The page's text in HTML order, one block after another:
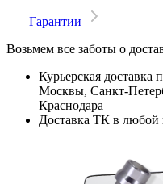
Гарантии
Возьмем все заботы о
Курьерская доставка
Москвы, Санкт-
Краснодара
Доставка ТК в любой